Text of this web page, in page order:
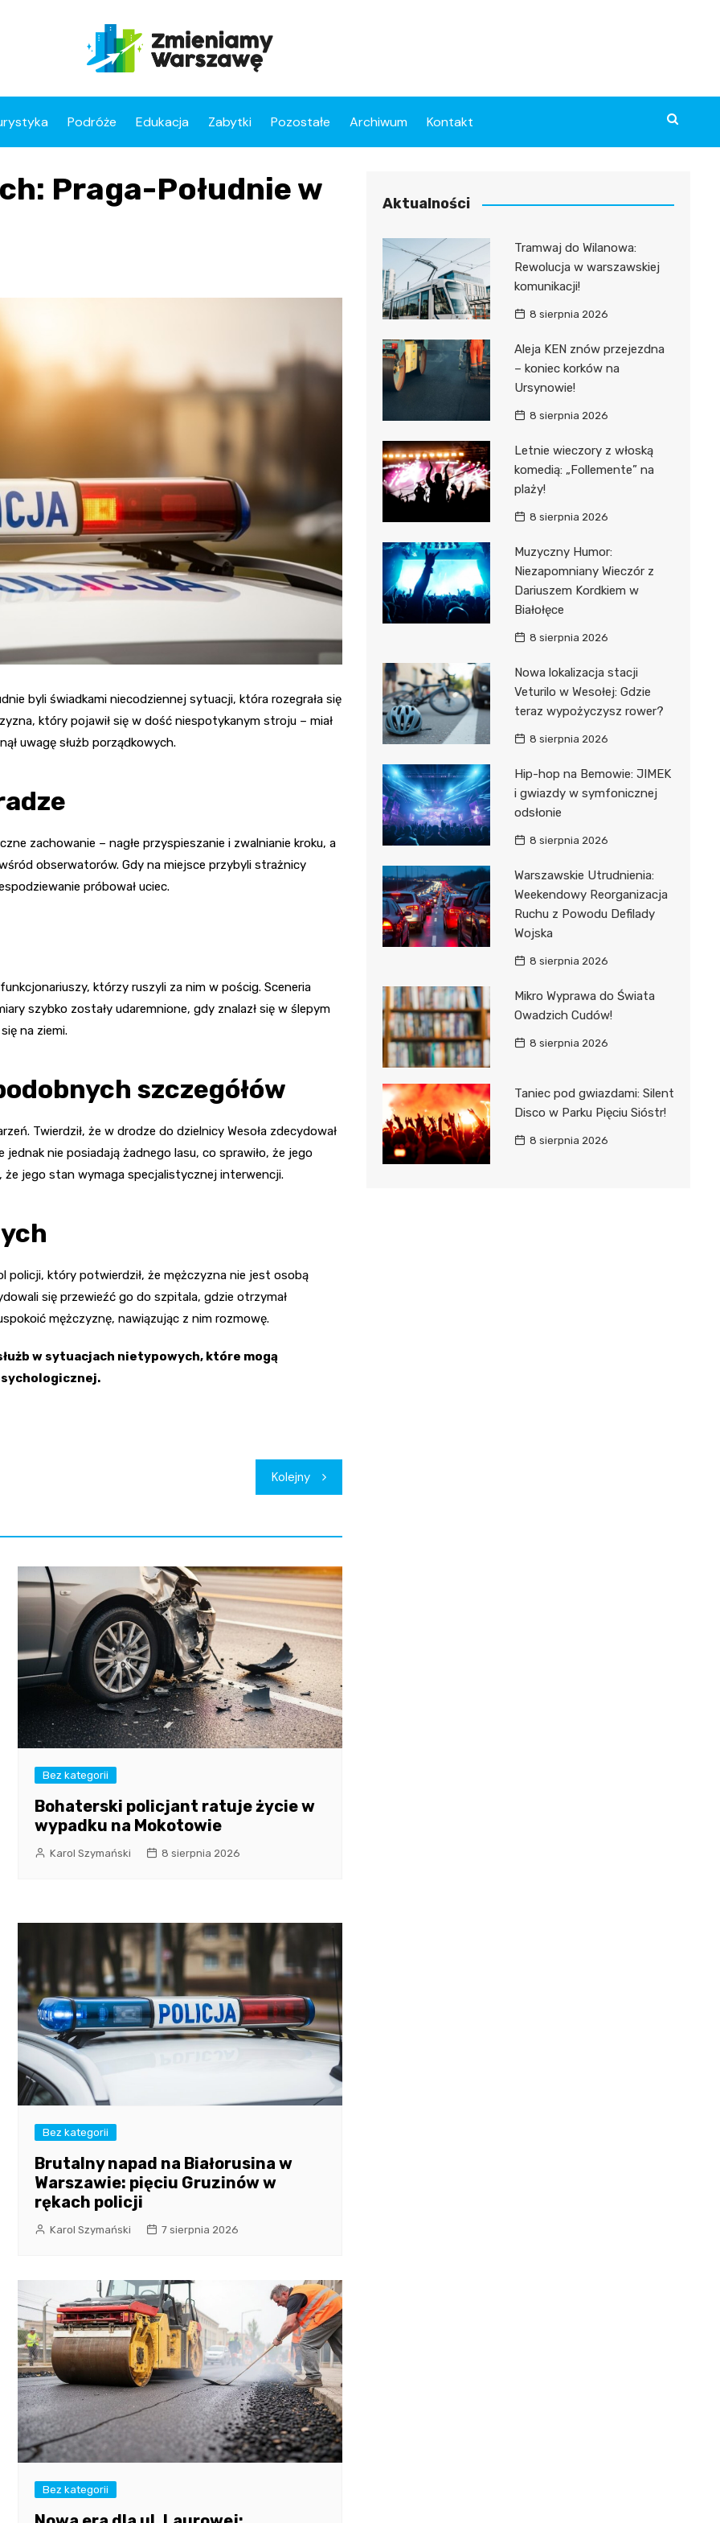
Podróże Edukacja Zabytki Pozostałe Archiwum Kontakt
Praga-Południe w
byli świadkami niecodziennej sytuacji, która rozegrała się
który pojawił się w dość niespotykanym stroju – miał
uwagę służb porządkowych.
zachowanie – nagłe przyspieszanie i zwalnianie kroku, a
obserwatorów. Gdy na miejsce przybyli strażnicy
próbował uciec.
którzy ruszyli za nim w pościg. Sceneria
szybko zostały udaremnione, gdy znalazł się w ślepym
na ziemi.
szczegółów
Twierdził, że w drodze do dzielnicy Wesoła zdecydował
nie posiadają żadnego lasu, co sprawiło, że jego
że jego stan wymaga specjalistycznej interwencji.
policji, który potwierdził, że mężczyzna nie jest osobą
się przewieźć go do szpitala, gdzie otrzymał
mężczyznę, nawiązując z nim rozmowę.
w sytuacjach nietypowych, które mogą
Kolejny
Bez kategorii
Bohaterski policjant ratuje życie w
wypadku na Mokotowie
Karol Szymański 8 sierpnia 2026
Bez kategorii
Brutalny napad na Białorusina w
Warszawie: pięciu Gruzinów w
rękach policji
Karol Szymański 7 sierpnia 2026
Bez kategorii
Aktualności
Tramwaj do Wilanowa:
Rewolucja w warszawskiej
komunikacji!
8 sierpnia 2026
Aleja KEN znów przejezdna
– koniec korków na
Ursynowie!
8 sierpnia 2026
Letnie wieczory z włoską
komedią: „Follemente” na
plaży!
8 sierpnia 2026
Muzyczny Humor:
Niezapomniany Wieczór z
Dariuszem Kordkiem w
Białołęce
8 sierpnia 2026
Nowa lokalizacja stacji
Veturilo w Wesołej: Gdzie
teraz wypożyczysz rower?
8 sierpnia 2026
Hip-hop na Bemowie: JIMEK
i gwiazdy w symfonicznej
odsłonie
8 sierpnia 2026
Warszawskie Utrudnienia:
Weekendowy Reorganizacja
Ruchu z Powodu Defilady
Wojska
8 sierpnia 2026
Mikro Wyprawa do Świata
Owadzich Cudów!
8 sierpnia 2026
Taniec pod gwiazdami: Silent
Disco w Parku Pięciu Sióstr!
8 sierpnia 2026